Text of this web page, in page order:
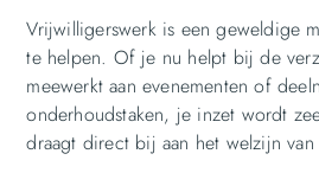
Vrijwilligerswerk is een geweldige
te helpen. Of je nu helpt bij de
meewerkt aan evenementen of
onderhoudstaken, je inzet wordt
draagt direct bij aan het welzijn